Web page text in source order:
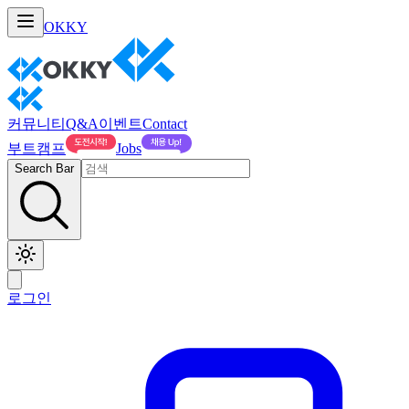
OKKY
커뮤니티 Q&A이벤트Contact
부트캠프
Jobs
Search Bar
로그인